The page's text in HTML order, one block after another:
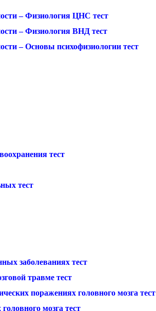
– Физиология ЦНС тест
– Физиология ВНД тест
– Основы психофизиологии тест
тест
тест
заболеваниях тест
травме тест
поражениях головного мозга тест
мозга тест